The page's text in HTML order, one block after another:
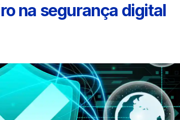
na ​​​​​​segurança digital​​